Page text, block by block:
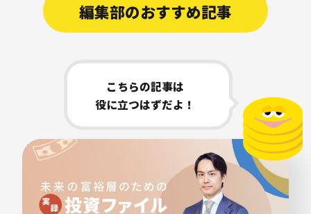
こちらの記事は
役に立つはずだよ！
編集部のおすすめ記事